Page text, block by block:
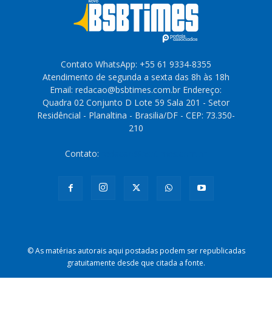
Contato WhatsApp: +55 61 9334-8355
Atendimento de segunda a sexta das 8h às 18h
Email: redacao@bsbtimes.com.br Endereço:
Quadra 02 Conjunto D Lote 59 Sala 201 - Setor
Residêncial - Planaltina - Brasilia/DF - CEP: 73.350-
210
Contato:
© As matérias autorais aqui postadas podem ser republicadas
gratuitamente desde que citada a fonte.